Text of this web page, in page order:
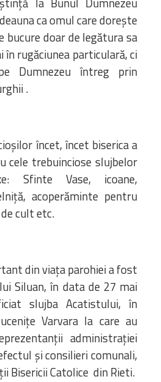
ca omul care dorește
bucure doar de legătura sa
în rugăciunea particulară, ci
Dumnezeu întreg prin
.
încet, încet biserica a
cele trebuinciose slujbelor
Sfinte Vase, icoane,
acoperăminte pentru
cult etc.
din viața parohiei a fost
Siluan, în data de 27 mai
slujba Acatistului, în
Varvara la care au
administrației
și consilieri comunali,
Bisericii Catolice din Rieti.